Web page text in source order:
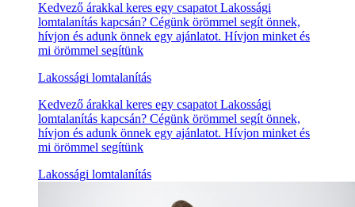
Kedvező árakkal keres egy csapatot Lakossági
lomtalanítás kapcsán? Cégünk örömmel segít önnek,
hívjon és adunk önnek egy ajánlatot. Hívjon minket és
mi örömmel segítünk
Lakossági lomtalanítás
Kedvező árakkal keres egy csapatot Lakossági
lomtalanítás kapcsán? Cégünk örömmel segít önnek,
hívjon és adunk önnek egy ajánlatot. Hívjon minket és
mi örömmel segítünk
Lakossági lomtalanítás